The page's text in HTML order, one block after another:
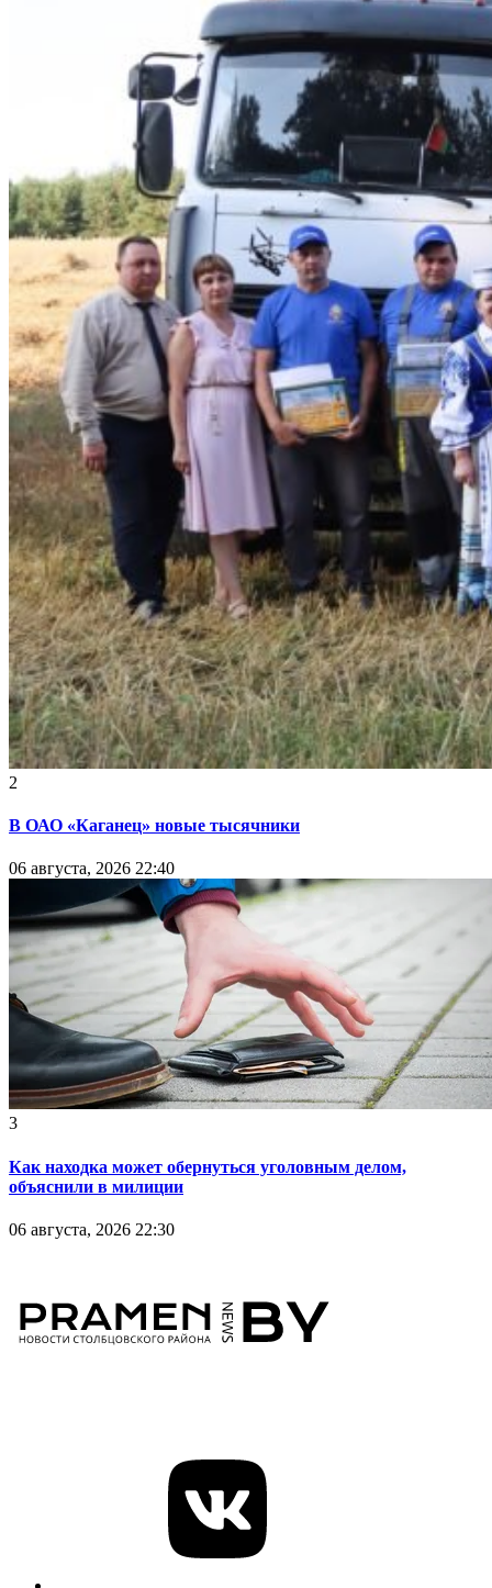
2
В ОАО «Каганец» новые тысячники
06 августа, 2026 22:40
3
Как находка может обернуться уголовным делом,
объяснили в милиции
06 августа, 2026 22:30